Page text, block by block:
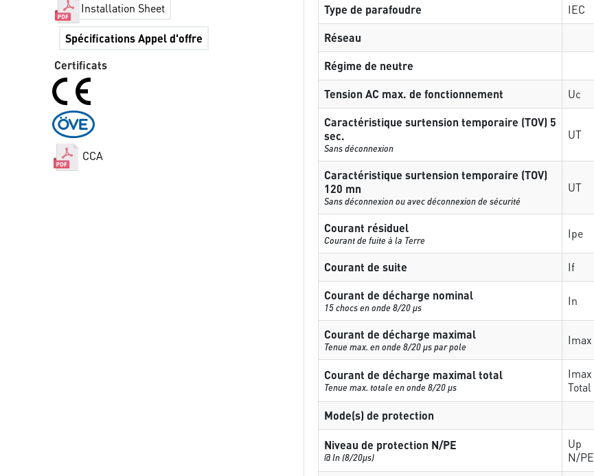
Installation Sheet
Spécifications Appel d'offre
Certificats
CCA
Type de parafoudre IEC
Réseau
Régime de neutre
Tension AC max. de fonctionnement
Uc
Caractéristique surtension temporaire (TOV) 5
sec.
Sans déconnexion
UT
Caractéristique surtension temporaire (TOV)
120 mn
Sans déconnexion ou avec déconnexion de sécurité
UT
Courant résiduel
Courant de fuite à la Terre Ipe
Courant de suite If
Courant de décharge nominal
15 chocs en onde 8/20 µs In
Courant de décharge maximal
Tenue max. en onde 8/20 µs par pole Imax
Courant de décharge maximal total
Tenue max. totale en onde 8/20 µs
Imax
Total
Mode(s) de protection
Niveau de protection N/PE
@ In (8/20µs)
Up
N/PE